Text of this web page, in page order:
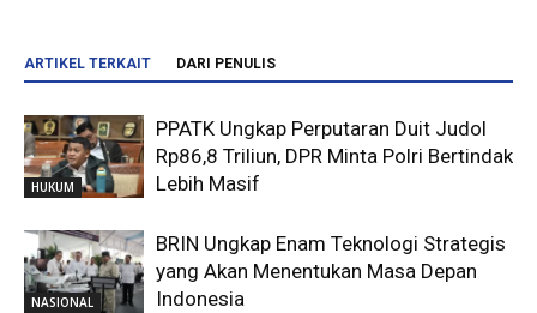
ARTIKEL TERKAIT DARI PENULIS
HUKUM
PPATK Ungkap Perputaran Duit Judol
Rp86,8 Triliun, DPR Minta Polri Bertindak
Lebih Masif
NASIONAL
BRIN Ungkap Enam Teknologi Strategis
yang Akan Menentukan Masa Depan
Indonesia